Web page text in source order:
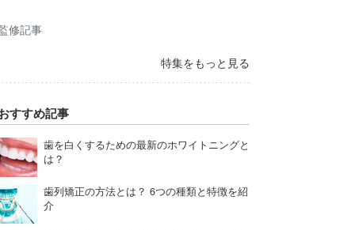
修記事
特集をもっと見る
すすめ記事
歯を白くするための最新のホワイトニングと
は？
歯列矯正の方法とは？ 6つの種類と特徴を紹
介